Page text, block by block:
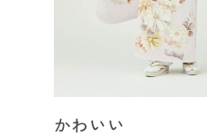
かわいい